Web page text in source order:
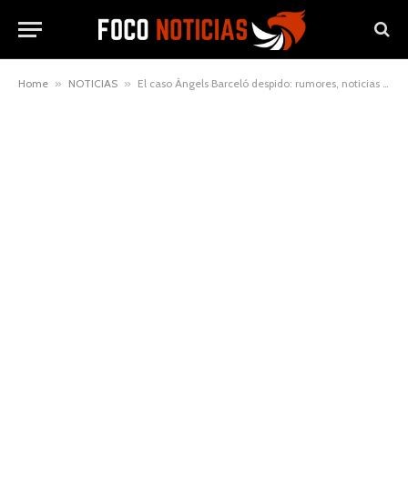
Home » NOTICIAS » El caso Àngels Barceló despido: rumores, noticias y realidad